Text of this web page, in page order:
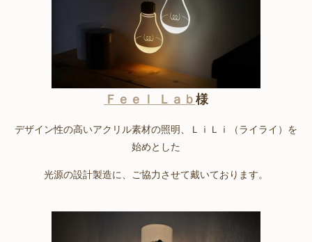
Ｆｅｅｌ Ｌａｂ 様
デザイン性の高いアクリル素材の照明、ＬｉＬｉ（ライライ）を
始めとした
光源の設計製造に、ご協力させて戴いております。